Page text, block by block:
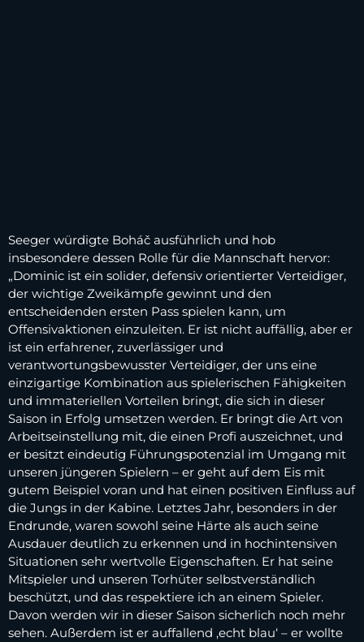
Seeger würdigte Boháč ausführlich und hob
insbesondere dessen Rolle für die Mannschaft hervor:
„Dominic ist ein solider, defensiv orientierter Verteidiger,
der wichtige Zweikämpfe gewinnt und den
entscheidenden ersten Pass spielen kann, um
Offensivaktionen einzuleiten. Er ist nicht auffällig, aber er
ist ein erfahrener, zuverlässiger und
verantwortungsbewusster Verteidiger, der uns eine
einzigartige Kombination aus spielerischen Fähigkeiten
und immateriellen Vorteilen bringt, die sich in dieser
Saison in Erfolg umsetzen werden. Er bringt die Art von
Arbeitseinstellung mit, die einen Profi auszeichnet, und
er besitzt eindeutig Führungspotenzial im Umgang mit
unseren jüngeren Spielern – er geht auf dem Eis mit
gutem Beispiel voran und hat einen positiven Einfluss auf
die Jungs in der Kabine. Letztes Jahr, besonders in der
Endrunde, waren sowohl seine Härte als auch seine
Ausdauer deutlich zu erkennen und in hochintensiven
Situationen sehr wertvolle Eigenschaften. Er hat seine
Mitspieler und unseren Torhüter selbstverständlich
beschützt, und das respektiere ich an einem Spieler.
Davon werden wir in dieser Saison sicherlich noch mehr
sehen. Außerdem ist er auffallend ‚echt blau‘ – er wollte